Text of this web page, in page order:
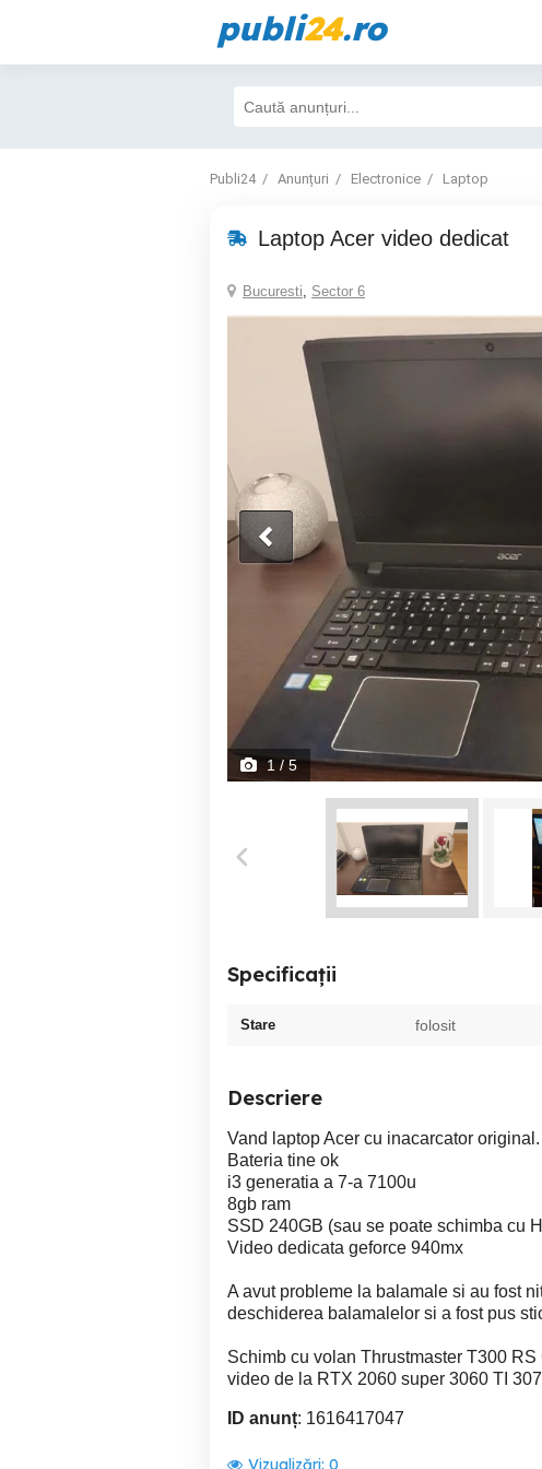
publi24.ro
Publi24 Anunțuri Electronice Laptop
Laptop Acer video dedicat
Bucuresti, Sector 6
1 / 5
Specificații
Stare folosit
Descriere
Vand laptop Acer cu inacarcator original.
Bateria tine ok
i3 generatia a 7-a 7100u
8gb ram
SSD 240GB (sau se poate schimba cu
Video dedicata geforce 940mx
A avut probleme la balamale si au fost
deschiderea balamalelor si a fost pus
Schimb cu volan Thrustmaster T300
video de la RTX 2060 super 3060 TI
ID anunț: 1616417047
Vizualizări: 0